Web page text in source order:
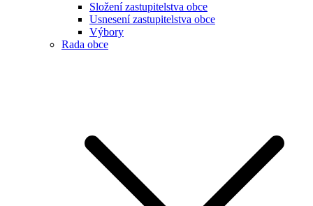
Složení zastupitelstva obce
Usnesení zastupitelstva obce
Výbory
Rada obce